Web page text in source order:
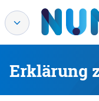
Erklärung